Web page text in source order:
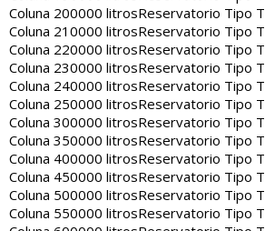
Coluna 200000 litrosReservatorio Tipo
Coluna 210000 litrosReservatorio Tipo
Coluna 220000 litrosReservatorio Tipo
Coluna 230000 litrosReservatorio Tipo
Coluna 240000 litrosReservatorio Tipo
Coluna 250000 litrosReservatorio Tipo
Coluna 300000 litrosReservatorio Tipo
Coluna 350000 litrosReservatorio Tipo
Coluna 400000 litrosReservatorio Tipo
Coluna 450000 litrosReservatorio Tipo
Coluna 500000 litrosReservatorio Tipo
Coluna 550000 litrosReservatorio Tipo